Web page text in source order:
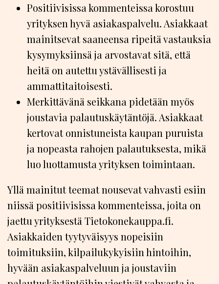
Positiivisissa kommenteissa korostuu
yrityksen hyvä asiakaspalvelu. Asiakkaat
mainitsevat saaneensa ripeitä vastauksia
kysymyksiinsä ja arvostavat sitä, että
heitä on autettu ystävällisesti ja
ammattitaitoisesti.
Merkittävänä seikkana pidetään myös
joustavia palautuskäytäntöjä. Asiakkaat
kertovat onnistuneista kaupan puruista
ja nopeasta rahojen palautuksesta, mikä
luo luottamusta yrityksen toimintaan.
Yllä mainitut teemat nousevat vahvasti esiin
niissä positiivisissa kommenteissa, joita on
jaettu yrityksestä Tietokonekauppa.fi.
Asiakkaiden tyytyväisyys nopeisiin
toimituksiin, kilpailukykyisiin hintoihin,
hyvään asiakaspalveluun ja joustaviin